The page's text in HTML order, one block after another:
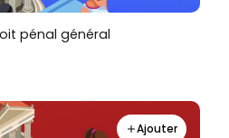
pénal général
Ajouter